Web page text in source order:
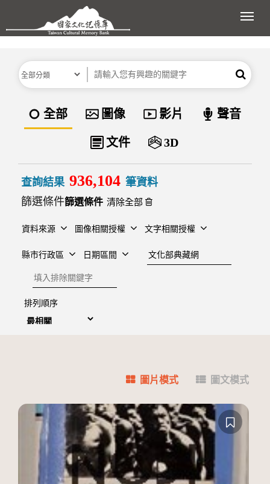
跳到主要內容區塊
展
分類 關鍵字 搜尋
資料類型
全部 圖像 影片 聲音
文件 3D
查詢結果 936,104 筆資料
篩選條件
清除全部
資料來源 圖像相關授權 文字相關授權
縣市行政區 日期區間
建檔單位
排除關鍵字
排列順序
圖片模式 圖文模式